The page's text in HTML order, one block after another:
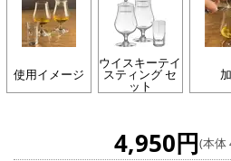
使用イメージ
ウイスキーテイ
スティング セ
ット
4,950円(本体